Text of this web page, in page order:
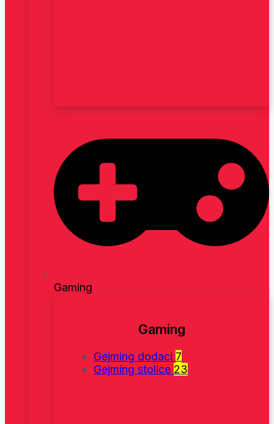
Gaming
Gaming
Gejming dodaci 7
Gejming stolice 23